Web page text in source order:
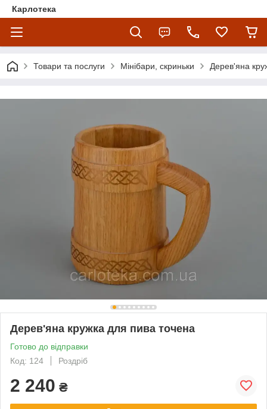
Карлотека
Товари та послуги Мінібари, скриньки Дерев'яна
Дерев'яна кружка для пива точена
Готово до відправки
Код: 124
Роздріб
2 240 ₴